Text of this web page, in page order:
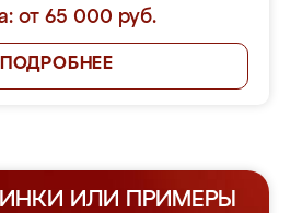
от 65 000 руб.
ПОДРОБНЕЕ
ИЛИ ПРИМЕРЫ